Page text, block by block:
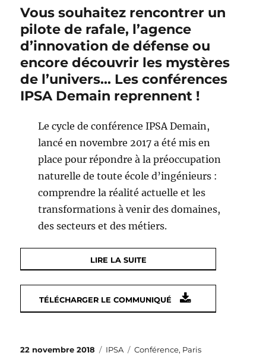
Vous souhaitez rencontrer un
pilote de rafale, l’agence
d’innovation de défense ou
encore découvrir les mystères
de l’univers… Les conférences
IPSA Demain reprennent !
Le cycle de conférence IPSA Demain,
lancé en novembre 2017 a été mis en
place pour répondre à la préoccupation
naturelle de toute école d’ingénieurs :
comprendre la réalité actuelle et les
transformations à venir des domaines,
des secteurs et des métiers.
LIRE LA SUITE
TÉLÉCHARGER LE COMMUNIQUÉ
Publié
22 novembre 2018 Catégories
IPSA Étiquettes
Conférence, Paris